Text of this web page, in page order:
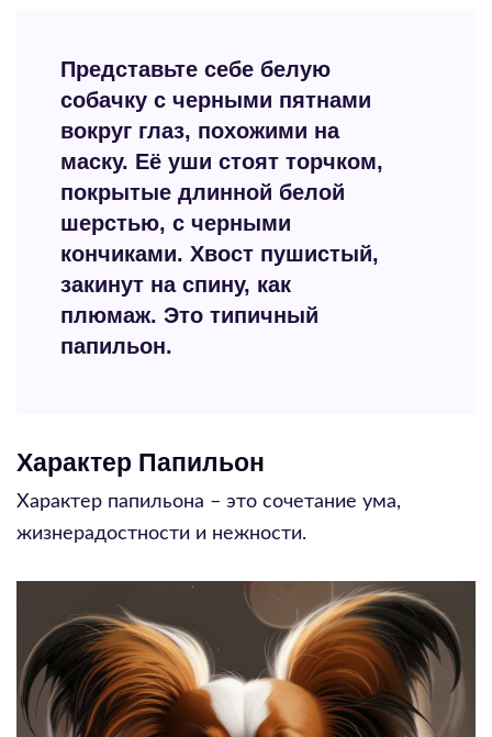
Представьте себе белую
собачку с черными пятнами
вокруг глаз, похожими на
маску. Её уши стоят торчком,
покрытые длинной белой
шерстью, с черными
кончиками. Хвост пушистый,
закинут на спину, как
плюмаж. Это типичный
папильон.
Характер Папильон
Характер папильона – это сочетание ума,
жизнерадостности и нежности.